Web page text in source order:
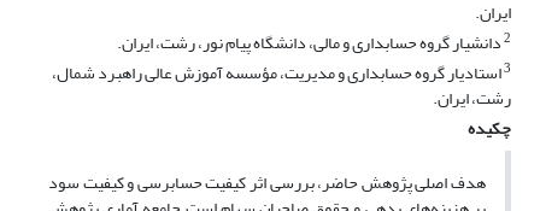
ایران.
2دانشیار گروه حسابداری و مالی، دانشگاه پیام نور، رشت، ایران.
3استادیار گروه حسابداری و مدیریت، مؤسسه آموزش عالی راهبرد شمال،
رشت، ایران.
چکیده
هدف اصلی پژوهش حاضر، بررسی اثر کیفیت حسابرسی و کیفیت سود